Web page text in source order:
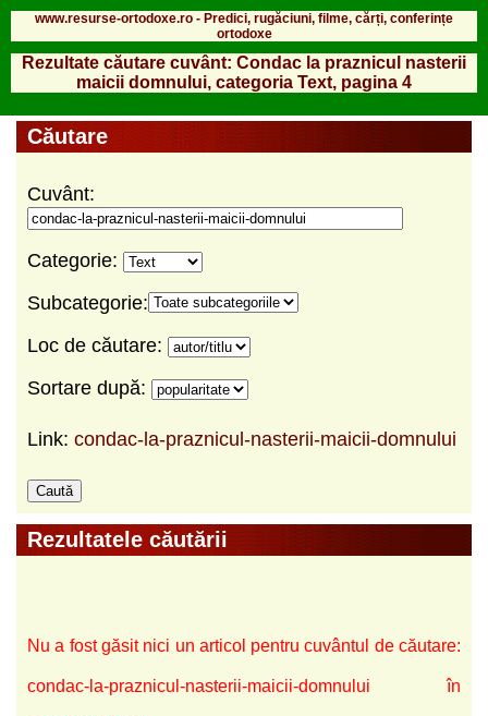
www.resurse-ortodoxe.ro - Predici, rugăciuni, filme, cărți, conferințe
ortodoxe
Rezultate căutare cuvânt: Condac la praznicul nasterii
maicii domnului, categoria Text, pagina 4
Căutare
Cuvânt:
Categorie:
Subcategorie:
Loc de căutare:
Sortare după:
Link: condac-la-praznicul-nasterii-maicii-domnului
Rezultatele căutării
Nu a fost găsit nici un articol pentru cuvântul de căutare:
condac-la-praznicul-nasterii-maicii-domnului în